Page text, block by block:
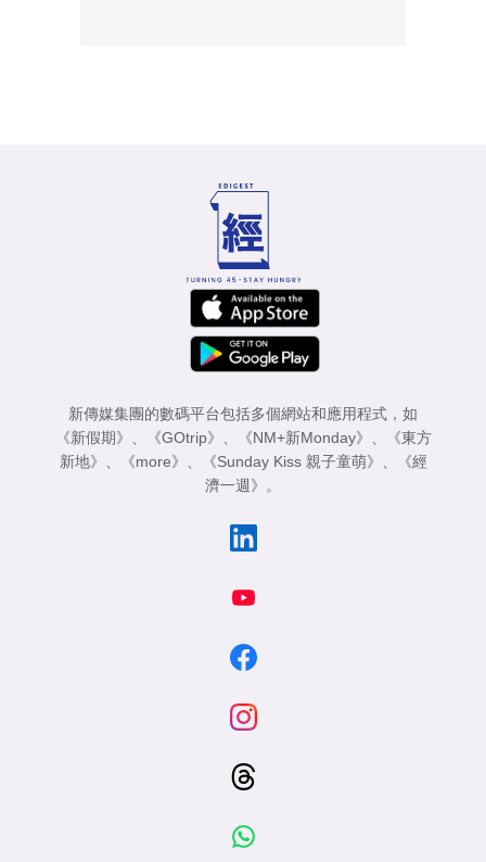
新傳媒集團的數碼平台包括多個網站和應用程式，如
《新假期》
《GOtrip》 《NM+新Monday》
《東方
新地》
《more》 《Sunday Kiss 親子童萌》
《經
濟一週》
。